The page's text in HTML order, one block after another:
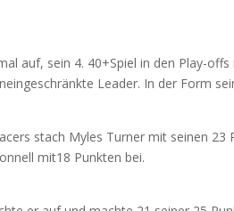
auf, sein 4. 40+Spiel in den Play-
Leader. In der Form
stach Myles Turner mit seinen 23
mit18 Punkten bei.